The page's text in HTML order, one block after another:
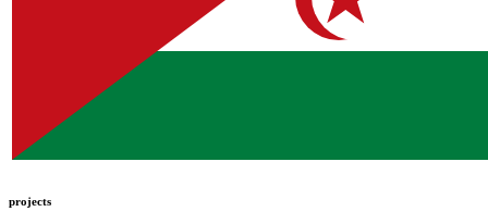
projects